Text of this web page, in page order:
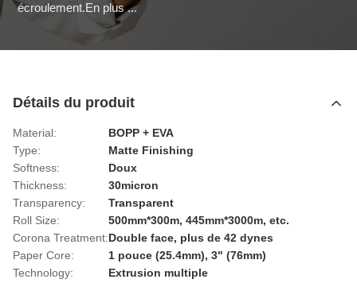
écroulement.En plus ...
Détails du produit
Material:
BOPP + EVA
Type:
Matte Finishing
Softness:
Doux
Thickness:
30micron
Transparency:
Transparent
Roll Size:
500mm*300m, 445mm*3000m, etc.
Corona Treatment:Double face, plus de 42 dynes
Paper Core:
1 pouce (25.4mm), 3" (76mm)
Technology:
Extrusion multiple